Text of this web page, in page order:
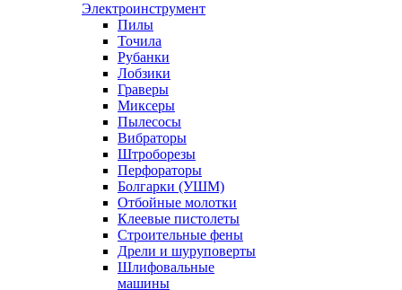
Электроинструмент
Пилы
Точила
Рубанки
Лобзики
Граверы
Миксеры
Пылесосы
Вибраторы
Штроборезы
Перфораторы
Болгарки (УШМ)
Отбойные молотки
Клеевые пистолеты
Строительные фены
Дрели и шуруповерты
Шлифовальные
машины